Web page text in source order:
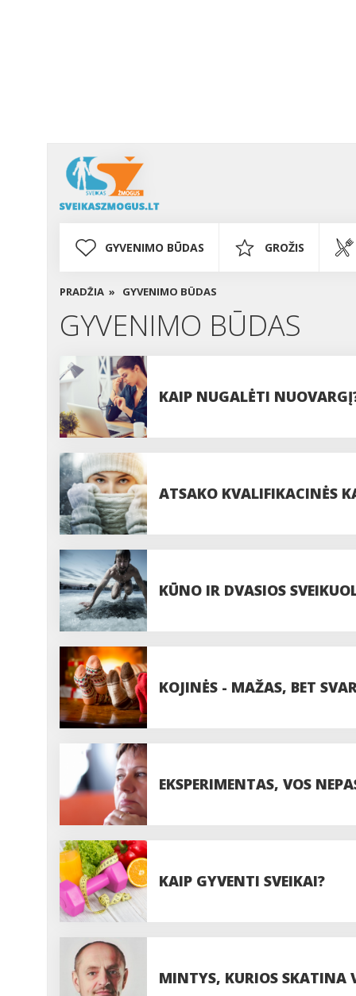
GYVENIMO BŪDAS GROŽIS
PRADŽIA » GYVENIMO BŪDAS
GYVENIMO BŪDAS
KAIP NUGALĖTI
ATSAKO KVALIFIKACINĖS
KŪNO IR DVASIOS
KOJINĖS - MAŽAS, BET
EKSPERIMENTAS, VOS
KAIP GYVENTI SVEIKAI?
MINTYS, KURIOS SKATINA